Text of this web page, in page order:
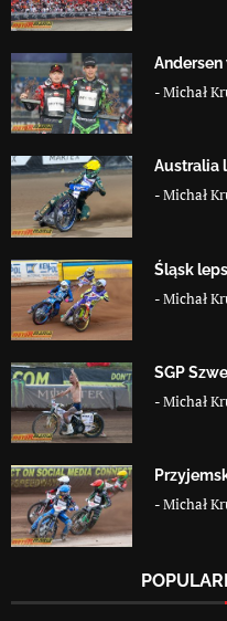
Andersen
-Michał
Australia
-Michał
Śląsk
-Michał
SGP
-Michał
-Michał